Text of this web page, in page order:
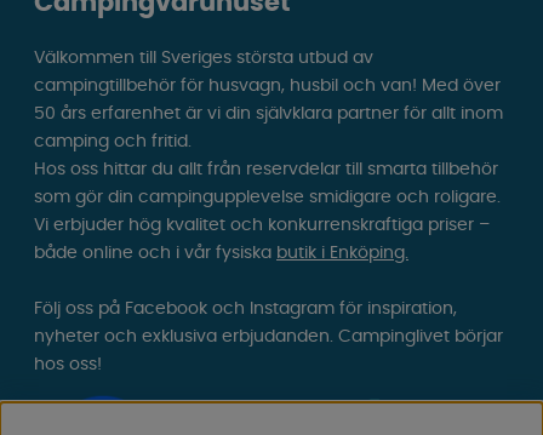
Välkommen till Sveriges största utbud av
campingtillbehör för husvagn, husbil och van! Med över
50 års erfarenhet är vi din självklara partner för allt inom
camping och fritid.
Hos oss hittar du allt från reservdelar till smarta tillbehör
som gör din campingupplevelse smidigare och roligare.
Vi erbjuder hög kvalitet och konkurrenskraftiga priser –
både online och i vår fysiska butik i Enköping.
Följ oss på Facebook och Instagram för inspiration,
nyheter och exklusiva erbjudanden. Campinglivet börjar
hos oss!